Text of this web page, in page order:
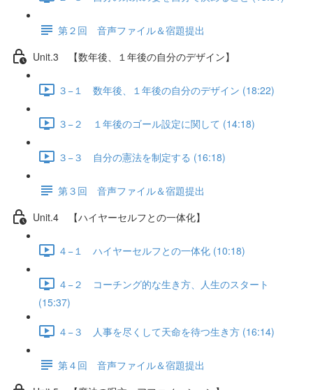
第２回 音声ファイル＆宿題提出
Unit.3 【数年後、１年後の自分のデザイン】
３−１ 数年後、１年後の自分のデザイン (18:22)
３−２ １年後のゴール設定に関して (14:18)
３−３ 自分の憲法を制定する (16:18)
第３回 音声ファイル＆宿題提出
Unit.4 【ハイヤーセルフとの一体化】
４−１ ハイヤーセルフとの一体化 (10:18)
４−２ コーチング的な生き方、人生のスタート
(15:37)
４−３ 人事を尽くして天命を待つ生き方 (16:14)
第４回 音声ファイル＆宿題提出